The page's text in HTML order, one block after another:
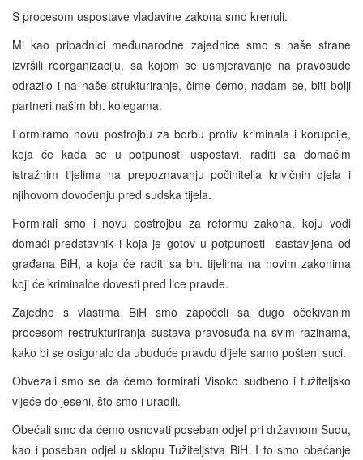
S procesom uspostave vladavine zakona smo krenuli.
Mi kao pripadnici međunarodne zajednice smo s naše strane
izvršili reorganizaciju, sa kojom se usmjeravanje na pravosuđe
odrazilo i na naše strukturiranje, čime ćemo, nadam se, biti bolji
partneri našim bh. kolegama.
Formiramo novu postrojbu za borbu protiv kriminala i korupcije,
koja će kada se u potpunosti uspostavi, raditi sa domaćim
istražnim tijelima na prepoznavanju počinitelja krivičnih djela i
njihovom dovođenju pred sudska tijela.
Formirali smo i novu postrojbu za reformu zakona, koju vodi
domaći predstavnik i koja je gotov u potpunosti sastavljena od
građana BiH, a koja će raditi sa bh. tijelima na novim zakonima
koji će kriminalce dovesti pred lice pravde.
Zajedno s vlastima BiH smo započeli sa dugo očekivanim
procesom restrukturiranja sustava pravosuđa na svim razinama,
kako bi se osiguralo da ubuduće pravdu dijele samo pošteni suci.
Obvezali smo se da ćemo formirati Visoko sudbeno i tužiteljsko
vijeće do jeseni, što smo i uradili.
Obećali smo da ćemo osnovati poseban odjel pri državnom Sudu,
kao i poseban odjel u sklopu Tužiteljstva BiH. I to smo obećanje